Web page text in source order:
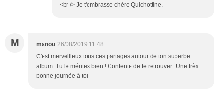
<br /> Je t'embrasse chère Quichottine.
M manou 26/08/2019 11:48
C'est merveilleux tous ces partages autour de ton superbe
album. Tu le mérites bien ! Contente de te retrouver...Une très
bonne journée à toi